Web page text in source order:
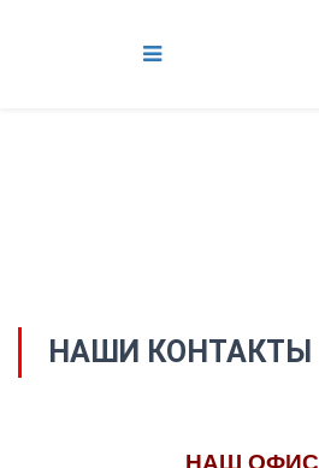
НАШИ КОНТАКТЫ
НАШ ОФИС